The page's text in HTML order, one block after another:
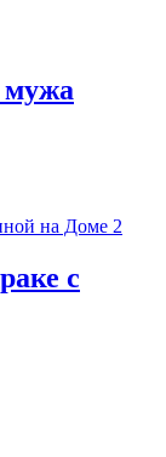
мужа
с